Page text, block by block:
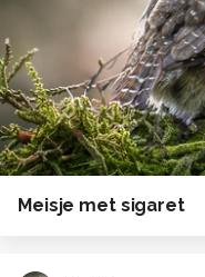
Meisje met sigaret